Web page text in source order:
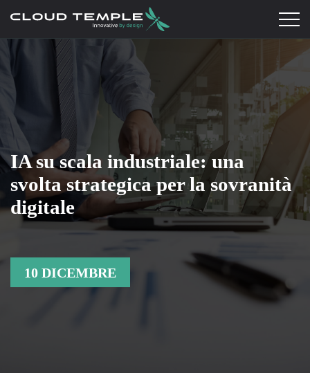
IA su scala industriale: una
svolta strategica per la sovranità
digitale
10 DICEMBRE